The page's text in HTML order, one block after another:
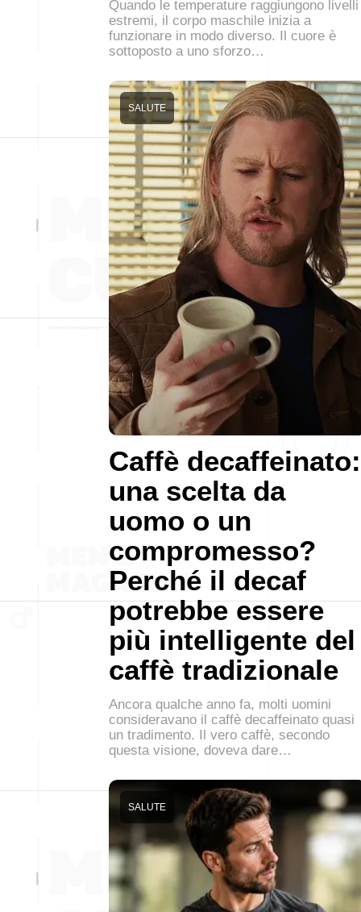
Quando le temperature raggiungono livelli
estremi, il corpo maschile inizia a
funzionare in modo diverso. Il cuore è
sottoposto a uno sforzo…
Caffè decaffeinato:
una scelta da
uomo o un
compromesso?
Perché il decaf
potrebbe essere
più intelligente del
caffè tradizionale
SALUTE
Ancora qualche anno fa, molti uomini
consideravano il caffè decaffeinato quasi
un tradimento. Il vero caffè, secondo
questa visione, doveva dare…
SALUTE